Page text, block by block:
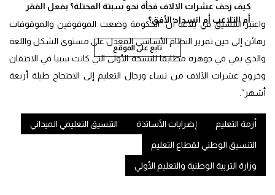
كيف زحف عشرات الالاف فجأة نحو سبتة المحتلة؟ بفعل الفقر
أم التلاعب أم انسداد الأفق؟
تابع على الموقع
واعتبر التنسيق في بلاغه أن “الحكومة وضعت الموقوفين والموقوفات
رهائن إلى حين تمرير النظام الأساسي المعدل على مستوى الشكل واللغة
والذي بقي في جوهره مطابقا للنسخة الأولى التي كانت سببا في الاحتقان
وخروج عشرات الآلاف من نساء ورجال التعليم إلى الاحتجاج طيلة أربعة
أشهر”.
أزمة التعليم إضرابات الأساتذة التنسيق التعليمي الميداني
التنسيق الوطني لقطاع التعليم
وزارة التربية الوطنية والتعليم الأولي